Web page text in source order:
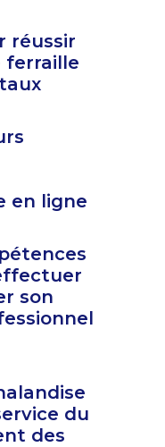
réussir
ferraille
en ligne
son
du
des